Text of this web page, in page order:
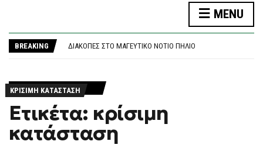
P
N
MENU
BREAKING
ΠΑΣΟΚ: ΕΚΔΉΛΩΣΗ ΓΙΑ ΤΗΝ ΕΚΛΟΓΙΚΉ ΝΊΚΗ ΤΟΥ ΑΝΔΡΈΑ ΤΟ …1981 – ΜΕ ΣΥΝΑΥΛΊΑ ΝΙΚΟΛΌΠΟΥΛΟΥ
ΔΙΑΚΟΠΈΣ ΣΤΟ ΜΑΓΕΥΤΙΚΌ ΝΌΤΙΟ ΠΉΛΙΟ
ΚΡΊΣΙΜΗ ΚΑΤΆΣΤΑΣΗ
Ετικέτα: κρίσιμη
κατάσταση